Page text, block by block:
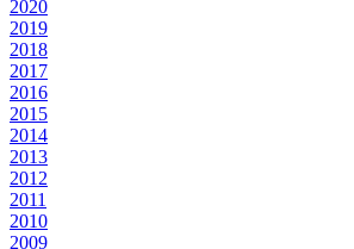
2020
2019
2018
2017
2016
2015
2014
2013
2012
2011
2010
2009